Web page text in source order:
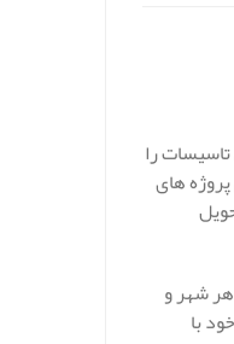
را
های
شهر و
با